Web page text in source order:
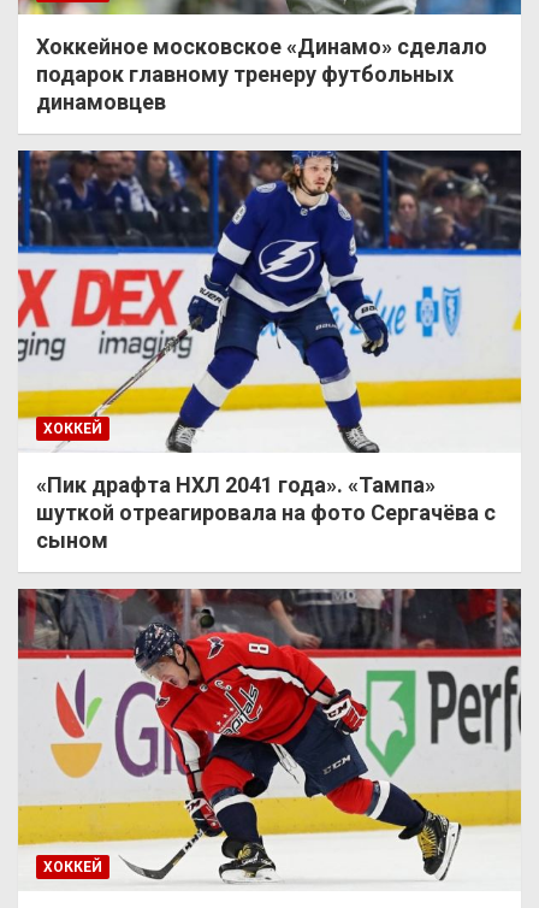
Хоккейное московское «Динамо» сделало
подарок главному тренеру футбольных
динамовцев
ХОККЕЙ
«Пик драфта НХЛ 2041 года». «Тампа»
шуткой отреагировала на фото Сергачёва с
сыном
ХОККЕЙ